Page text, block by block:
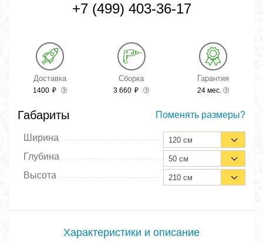
+7 (499) 403-36-17
Доставка
1400 ₽
Сборка
3 660 ₽
Гарантия
24 мес.
Габариты Поменять размеры?
Ширина 120 см
Глубина 50 см
Высота 210 см
Характеристики и описание